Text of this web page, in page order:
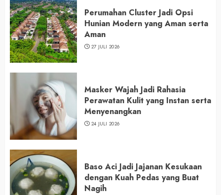
Perumahan Cluster Jadi Opsi
Hunian Modern yang Aman serta
Aman
27 JULI 2026
Masker Wajah Jadi Rahasia
Perawatan Kulit yang Instan serta
Menyenangkan
24 JULI 2026
Baso Aci Jadi Jajanan Kesukaan
dengan Kuah Pedas yang Buat
Nagih